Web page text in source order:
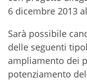
6 dicembre 2013
Sarà possibile
delle seguenti
ampliamento dei
potenziamento